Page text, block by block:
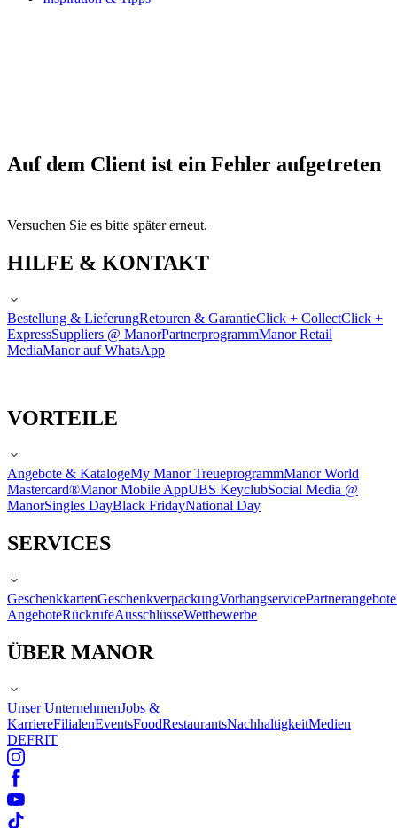
Auf dem Client ist ein Fehler aufgetreten
Versuchen Sie es bitte später erneut.
HILFE & KONTAKT
Bestellung & LieferungRetouren & GarantieClick + CollectClick +
ExpressSuppliers @ ManorPartnerprogrammManor Retail
MediaManor auf WhatsApp
VORTEILE
Angebote & KatalogeMy Manor TreueprogrammManor World
Mastercard®Manor Mobile AppUBS KeyclubSocial Media @
ManorSingles DayBlack FridayNational Day
SERVICES
GeschenkkartenGeschenkverpackungVorhangservicePartnerangebote
AngeboteRückrufeAusschlüsseWettbewerbe
ÜBER MANOR
Unser UnternehmenJobs &
KarriereFilialenEventsFoodRestaurantsNachhaltigkeitMedien
DEFRIT